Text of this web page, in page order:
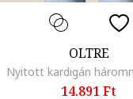
OLTRE
14.891 Ft